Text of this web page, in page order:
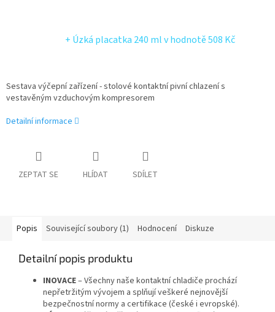
+ Úzká placatka 240 mlv hodnotě 508 Kč
Sestava výčepní zařízení - stolové kontaktní pivní chlazení s
vestavěným vzduchovým kompresorem
Detailní informace
ZEPTAT SE HLÍDAT SDÍLET
Popis Související soubory (1) Hodnocení Diskuze
Detailní popis produktu
INOVACE– Všechny naše kontaktní chladiče prochází
nepřetržitým vývojem a splňují veškeré nejnovější
bezpečnostní normy a certifikace (české i evropské).